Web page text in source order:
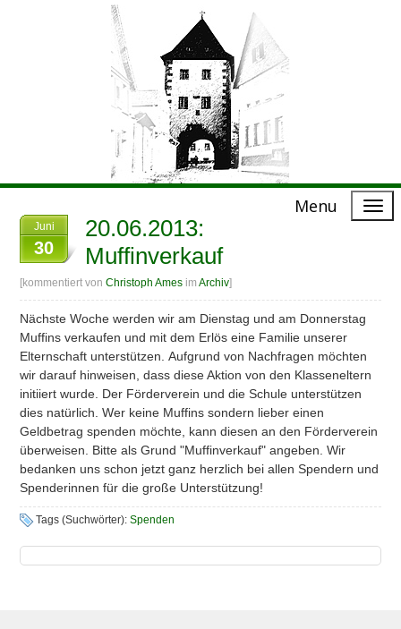
Menu
Juni
30
20.06.2013:
Muffinverkauf
[kommentiert vonChristoph Ames imArchiv]
Nächste Woche werden wir am Dienstag und am Donnerstag
Muffins verkaufen und mit dem Erlös eine Familie unserer
Elternschaft unterstützen. Aufgrund von Nachfragen möchten
wir darauf hinweisen, dass diese Aktion von den Klasseneltern
initiiert wurde. Der Förderverein und die Schule unterstützen
dies natürlich. Wer keine Muffins sondern lieber einen
Geldbetrag spenden möchte, kann diesen an den Förderverein
überweisen. Bitte als Grund "Muffinverkauf" angeben. Wir
bedanken uns schon jetzt ganz herzlich bei allen Spendern und
Spenderinnen für die große Unterstützung!
Tags (Suchwörter):Spenden